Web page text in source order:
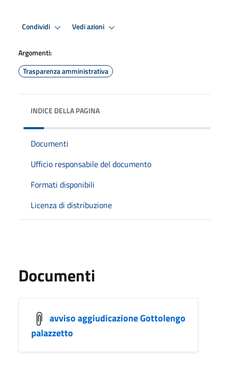
Condividi Vedi azioni
Argomenti:
Trasparenza amministrativa
INDICE DELLA PAGINA
Documenti
Ufficio responsabile del documento
Formati disponibili
Licenza di distribuzione
Documenti
avviso aggiudicazione Gottolengo
palazzetto